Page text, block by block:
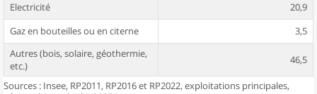
Electricité
20,9
Gaz en bouteilles ou en citerne
3,5
Autres (bois, solaire, géothermie,
etc.)
46,5
Sources : Insee, RP2011, RP2016 et RP2022, exploitations principales,